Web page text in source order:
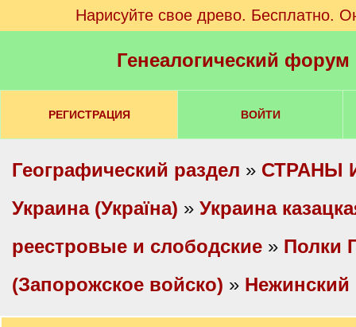
Нарисуйте свое древо. Бесплатно.
Генеалогический
РЕГИСТРАЦИЯ ВОЙТИ
Географический раздел » СТРАНЫ
Украина (Україна) » Украина
реестровые и слободские » Полки
(Запорожское войско) » Нежинский